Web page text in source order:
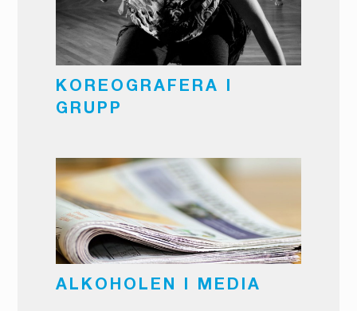
KOREOGRAFERA I
GRUPP
ALKOHOLEN I MEDIA